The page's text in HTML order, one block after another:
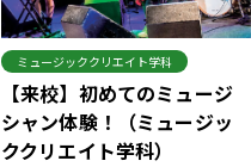
ミュージッククリエイト学科
【来校】初めてのミュージ
シャン体験！（ミュージッ
ククリエイト学科）